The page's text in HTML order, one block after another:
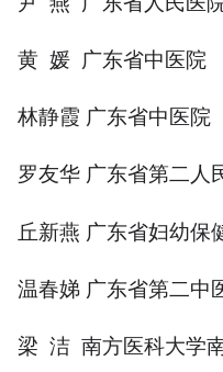
黄 媛 广东省中医院
林静霞 广东省中医院
罗友华 广东省第二人
丘新燕 广东省妇幼保
温春娣 广东省第二中
梁 洁 南方医科大学